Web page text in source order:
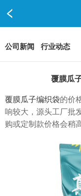
公司新闻 行业动态
覆膜瓜
覆膜瓜子编织袋的价
响较大，源头工厂批
购或定制款价格会稍